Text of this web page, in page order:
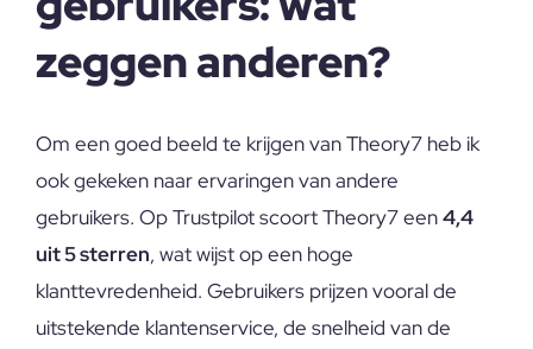
zeggen anderen?
Om een goed beeld te krijgen van Theory7 heb ik
ook gekeken naar ervaringen van andere
gebruikers. Op Trustpilot scoort Theory7 een4,4
uit 5 sterren, wat wijst op een hoge
klanttevredenheid. Gebruikers prijzen vooral de
uitstekende klantenservice, de snelheid van de